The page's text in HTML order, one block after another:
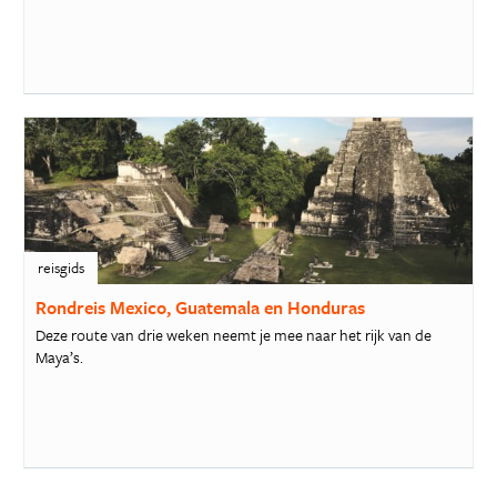
reisgids
Rondreis Mexico, Guatemala en Honduras
Deze route van drie weken neemt je mee naar het rijk van de
Maya’s.